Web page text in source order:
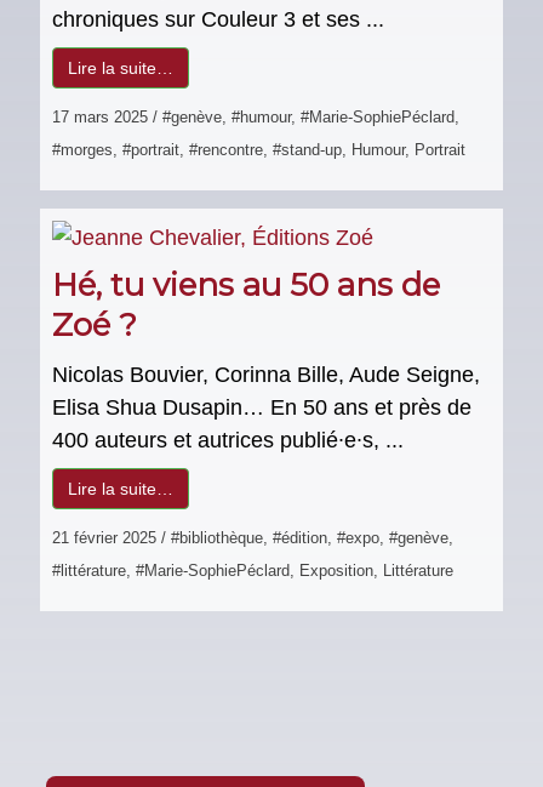
chroniques sur Couleur 3 et ses ...
Lire la suite…
17 mars 2025/ #genève, #humour, #Marie-SophiePéclard
#morges #portrait, #rencontre, #stand-up, Humour, Portrait
Hé, tu viens au 50 ans de
Zoé ?
Nicolas Bouvier, Corinna Bille, Aude Seigne,
Elisa Shua Dusapin… En 50 ans et près de
400 auteurs et autrices publié∙e∙s, ...
Lire la suite…
21 février 2025/ #bibliothèque, #édition, #expo, #genève,
#littérature, #Marie-SophiePéclard Exposition, Littérature